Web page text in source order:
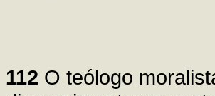
112 O teólogo